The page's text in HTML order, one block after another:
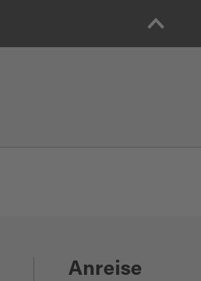
Anreise